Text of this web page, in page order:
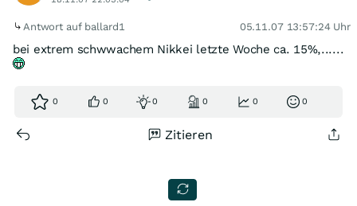
Antwort auf ballard1 05.11.07 13:57:24 Uhr
bei extrem schwwachem Nikkei letzte Woche ca. 15%,......
0 0 0 0 0 0
Zitieren